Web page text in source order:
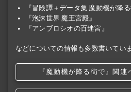
『冒険譚＋データ集 魔動機が降る
『泡沫世界 魔王宮殿』
『アンブロシオの百迷宮』
などについての情報も多数書いてい
『魔動機が降る街で』関連